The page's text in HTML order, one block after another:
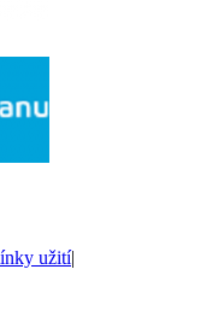
užití|